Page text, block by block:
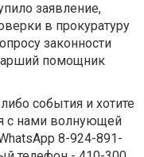
заявление,
в прокуратуру
законности
помощник
события и хотите
с нами волнующей
8-924-891-